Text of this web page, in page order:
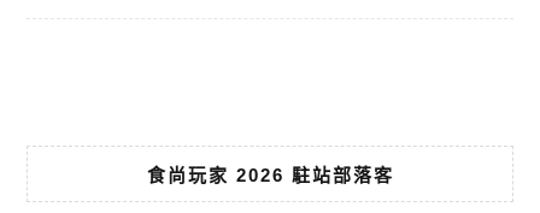
食尚玩家 2026 駐站部落客